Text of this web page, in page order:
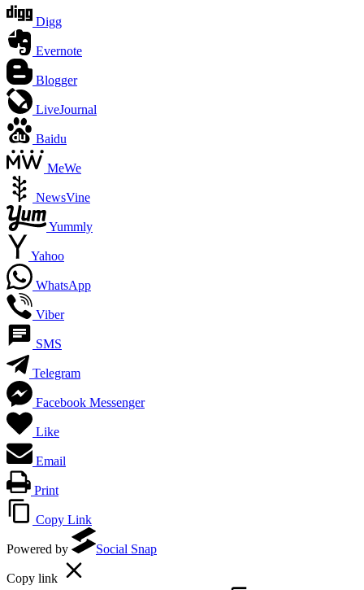
Digg
Evernote
Blogger
LiveJournal
Baidu
MeWe
NewsVine
Yummly
Yahoo
WhatsApp
Viber
SMS
Telegram
Facebook Messenger
Like
Email
Print
Copy Link
Powered by Social Snap
Copy link